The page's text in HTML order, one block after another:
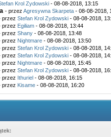
Krol Zydowski - 08-08-2018, 13:15
- przezAgresywna Skarpeta - 08-08-2018,
przezStefan Krol Zydowski - 08-08-2018,
przez Egiliam - 08-08-2018, 13:44
przezShany - 08-08-2018, 13:48
przez Nightmare - 08-08-2018, 13:50
przezStefan Krol Zydowski - 08-08-2018,
przezStefan Krol Zydowski - 08-08-2018,
przez Nightmare - 08-08-2018, 15:45
przezStefan Krol Zydowski - 08-08-2018,
przez Ithuriel - 08-08-2018, 16:15
przez Kisame - 08-08-2018, 16:20